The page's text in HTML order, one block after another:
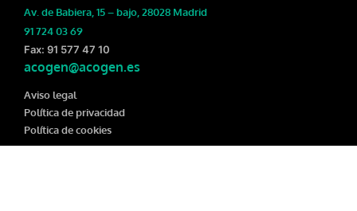
Av. de Babiera, 15 – bajo, 28028 Madrid
91 724 03 69
Fax: 91 577 47 10
acogen@acogen.es
Aviso legal
Política de privacidad
Política de cookies